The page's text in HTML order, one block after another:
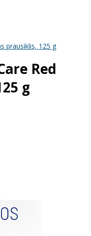
prausiklis, 125 g
Red
g